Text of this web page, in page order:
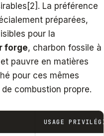
La préférence
préparées,
pour la
forge, charbon fossile à
pauvre en matières
pour ces mêmes
combustion propre.
USAGE